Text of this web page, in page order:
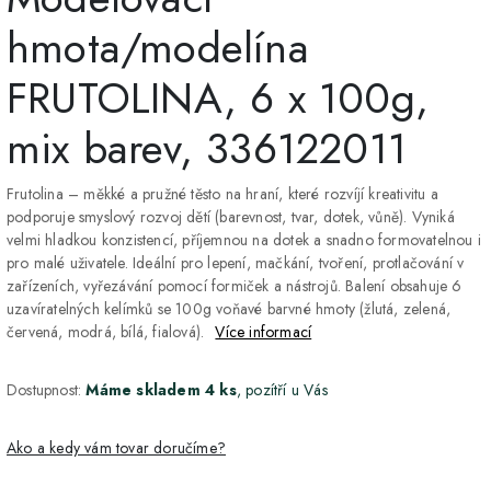
hmota/modelína
FRUTOLINA, 6 x 100g,
mix barev, 336122011
Frutolina – měkké a pružné těsto na hraní, které rozvíjí kreativitu a
podporuje smyslový rozvoj dětí (barevnost, tvar, dotek, vůně). Vyniká
velmi hladkou konzistencí, příjemnou na dotek a snadno formovatelnou i
pro malé uživatele. Ideální pro lepení, mačkání, tvoření, protlačování v
zařízeních, vyřezávání pomocí formiček a nástrojů. Balení obsahuje 6
uzavíratelných kelímků se 100g voňavé barvné hmoty (žlutá, zelená,
červená, modrá, bílá, fialová). Více informací
Dostupnost:Máme skladem 4 ks, pozítří u Vás
Ako a kedy vám tovar doručíme?